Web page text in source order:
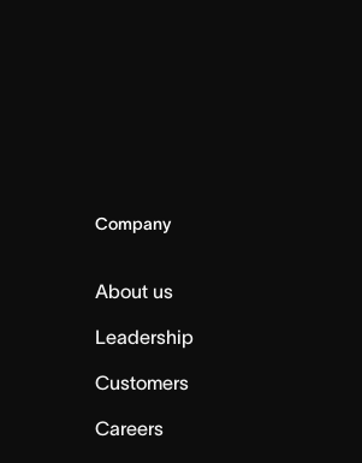
Company
About us
Leadership
Customers
Careers